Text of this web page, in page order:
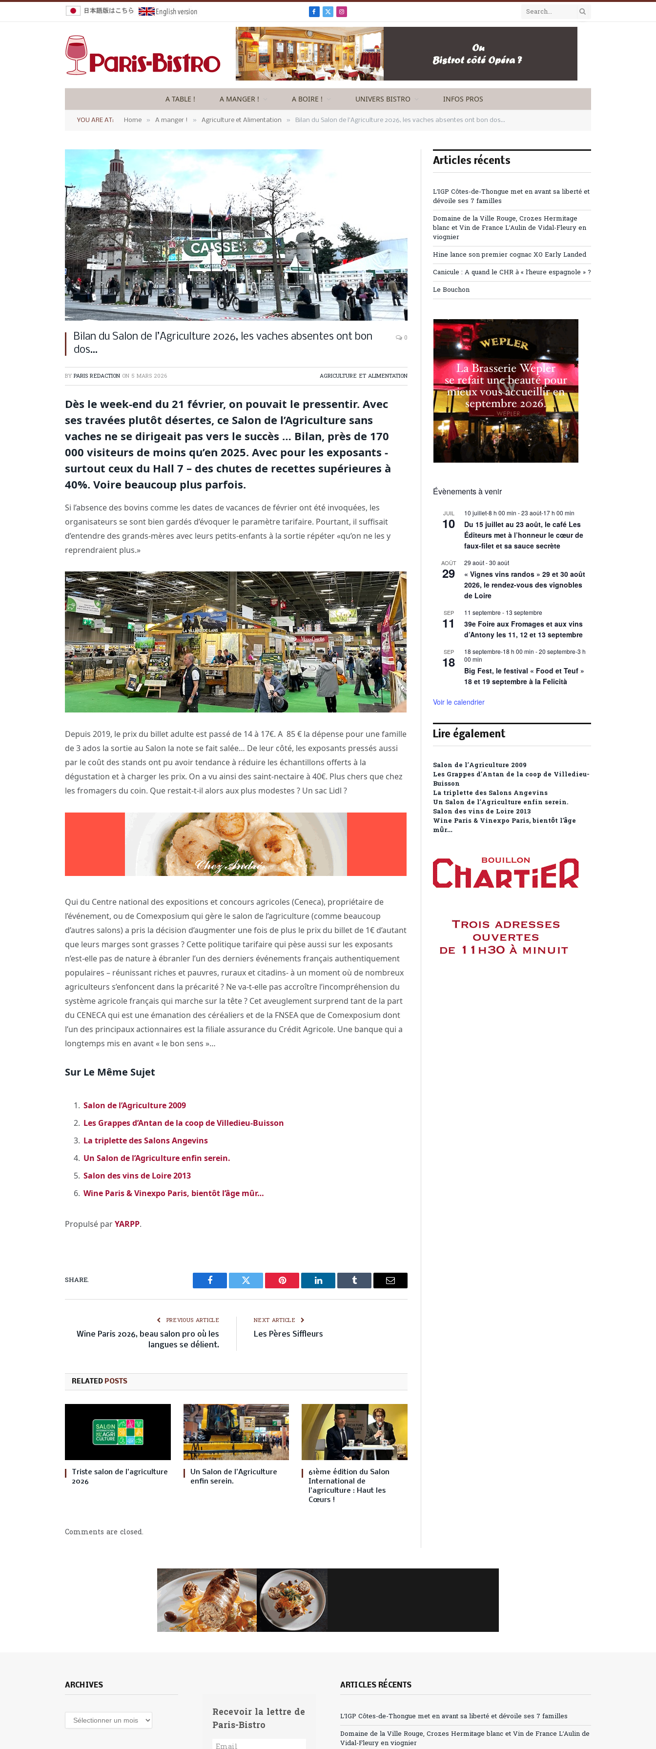
Facebook
X
(Twitter)
Instagram
A TABLE ! A MANGER ! A BOIRE ! UNIVERS BISTRO INFOS PROS
YOU ARE AT: Home » A manger ! » Agriculture et Alimentation » Bilan du Salon de l’Agriculture 2026, les vaches absentes ont bon dos…
Bilan du Salon de l’Agriculture 2026, les vaches absentes ont bon
dos…
0
BY PARIS REDACTION ON 5 MARS 2026 AGRICULTURE ET ALIMENTATION
Dès le week-end du 21 février, on pouvait le pressentir. Avec
ses travées plutôt désertes, ce Salon de l’Agriculture sans
vaches ne se dirigeait pas vers le succès … Bilan, près de 170
000 visiteurs de moins qu’en 2025. Avec pour les exposants -
surtout ceux du Hall 7 – des chutes de recettes supérieures à
40%. Voire beaucoup plus parfois.
Si l’absence des bovins comme les dates de vacances de février ont été invoquées, les
organisateurs se sont bien gardés d’évoquer le paramètre tarifaire. Pourtant, il suffisait
d’entendre des grands-mères avec leurs petits-enfants à la sortie répéter «qu’on ne les y
reprendraient plus.»
Depuis 2019, le prix du billet adulte est passé de 14 à 17€. A 85 € la dépense pour une famille
de 3 ados la sortie au Salon la note se fait salée… De leur côté, les exposants pressés aussi
par le coût des stands ont pu avoir tendance à réduire les échantillons offerts à la
dégustation et à charger les prix. On a vu ainsi des saint-nectaire à 40€. Plus chers que chez
les fromagers du coin. Que restait-t-il alors aux plus modestes ? Un sac Lidl ?
Qui du Centre national des expositions et concours agricoles (Ceneca), propriétaire de
l’événement, ou de Comexposium qui gère le salon de l’agriculture (comme beaucoup
d’autres salons) a pris la décision d’augmenter une fois de plus le prix du billet de 1€ d’autant
que leurs marges sont grasses ? Cette politique tarifaire qui pèse aussi sur les exposants
n’est-elle pas de nature à ébranler l’un des derniers événements français authentiquement
populaires – réunissant riches et pauvres, ruraux et citadins- à un moment où de nombreux
agriculteurs s’enfoncent dans la précarité ? Ne va-t-elle pas accroître l’incompréhension du
système agricole français qui marche sur la tête ? Cet aveuglement surprend tant de la part
du CENECA qui est une émanation des céréaliers et de la FNSEA que de Comexposium dont
l’un des principaux actionnaires est la filiale assurance du Crédit Agricole. Une banque qui a
longtemps mis en avant « le bon sens »…
Sur Le Même Sujet
Salon de l’Agriculture 2009
Les Grappes d’Antan de la coop de Villedieu-Buisson
La triplette des Salons Angevins
Un Salon de l’Agriculture enfin serein.
Salon des vins de Loire 2013
Wine Paris & Vinexpo Paris, bientôt l’âge mûr…
Propulsé parYARPP.
SHARE.
Facebook Twitter Pinterest LinkedIn Tumblr Email
PREVIOUS ARTICLE
Wine Paris 2026, beau salon pro où les
langues se délient.
NEXT ARTICLE
Les Pères Siffleurs
RELATED POSTS
Triste salon de l’agriculture
2026
Un Salon de l’Agriculture
enfin serein.
61ème édition du Salon
International de
l’agriculture : Haut les
Cœurs !
Comments are closed.
Articles récents
L’IGP Côtes-de-Thongue met en avant sa liberté et
dévoile ses 7 familles
Domaine de la Ville Rouge, Crozes Hermitage
blanc et Vin de France L’Aulin de Vidal-Fleury en
viognier
Hine lance son premier cognac XO Early Landed
Canicule : A quand le CHR à « l’heure espagnole » ?
Le Bouchon
Évènements à venir
JUIL
10
10 juillet-8 h 00 min -23 août-17 h 00 min
Du 15 juillet au 23 août, le café Les
Éditeurs met à l’honneur le cœur de
faux-filet et sa sauce secrète
AOÛT
29
29 août-30 août
« Vignes vins randos » 29 et 30 août
2026, le rendez-vous des vignobles
de Loire
SEP
11
11 septembre - 13 septembre
39e Foire aux Fromages et aux vins
d’Antony les 11, 12 et 13 septembre
SEP
18
18 septembre-18 h 00 min -20 septembre-3 h
00 min
Big Fest, le festival « Food et Teuf »
18 et 19 septembre à la Felicità
Voir le calendrier
Lire également
Salon de l’Agriculture 2009
Les Grappes d’Antan de la coop de Villedieu-
Buisson
La triplette des Salons Angevins
Un Salon de l’Agriculture enfin serein.
Salon des vins de Loire 2013
Wine Paris & Vinexpo Paris, bientôt l’âge
mûr…
ARCHIVES
Archives
Recevoir la lettre de
Paris-Bistro
ARTICLES RÉCENTS
L’IGP Côtes-de-Thongue met en avant sa liberté et dévoile ses 7 familles
Domaine de la Ville Rouge, Crozes Hermitage blanc et Vin de France L’Aulin de
Vidal-Fleury en viognier